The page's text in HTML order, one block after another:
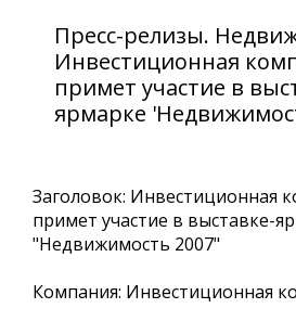
Пресс-релизы.
Инвестиционная
примет участие в
ярмарке
Заголовок: Инвестиционная
примет участие в выставке-
"Недвижимость 2007"
Компания: Инвестиционная